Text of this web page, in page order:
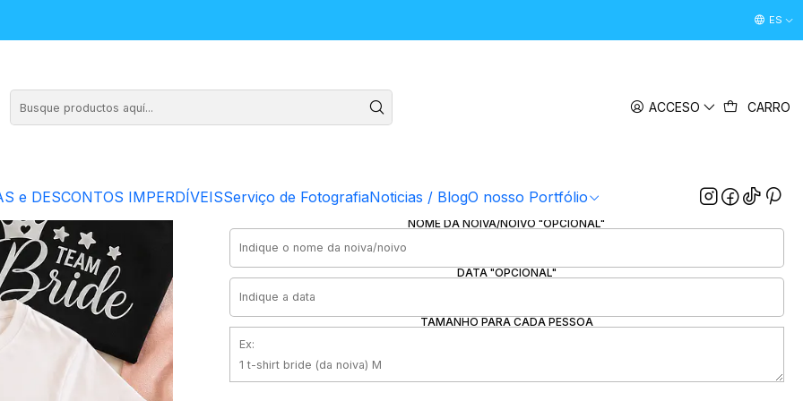
ACCESO CARRO
e DESCONTOS IMPERDÍVEISServiço de FotografiaNoticias / BlogO nosso Portfólio
Desconto Boas Vindas 5% " boasvindas26 " (PrimeiraES
Packs T-shirts - Despedida de Solteira | Casamento
1
2 3
4
NOME DA NOIVA/NOIVO "OPCIONAL"
DATA "OPCIONAL"
TAMANHO PARA CADA PESSOA